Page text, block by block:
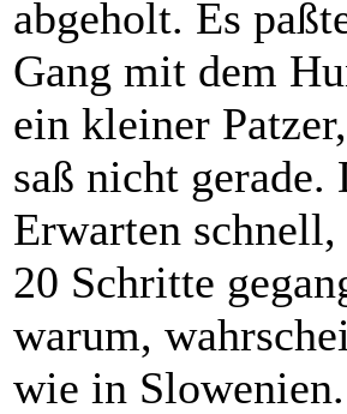
abgeholt. Es
Gang mit dem
ein kleiner
saß nicht
Erwarten
20 Schritte
warum,
wie in